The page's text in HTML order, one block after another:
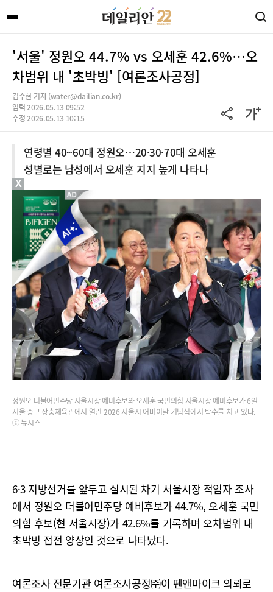
'서울' 정원오 44.7% vs 오세훈 42.6%…오
차범위 내 '초박빙' [여론조사공정]
김수현 기자 (water@dailian.co.kr)
입력 2026.05.13 09:52
수정 2026.05.13 10:15
연령별 40~60대 정원오…20·30·70대 오세훈
성별로는 남성에서 오세훈 지지 높게 나타나
정원오 더불어민주당 서울시장 예비후보와 오세훈 국민의힘 서울시장 예비후보가 6일
서울 중구 장충체육관에서 열린 2026 서울시 어버이날 기념식에서 박수를 치고 있다.
ⓒ 뉴시스
6·3 지방선거를 앞두고 실시된 차기 서울시장 적임자 조사
에서 정원오 더불어민주당 예비후보가 44.7%, 오세훈 국민
의힘 후보(현 서울시장)가 42.6%를 기록하며 오차범위 내
초박빙 접전 양상인 것으로 나타났다.
여론조사 전문기관 여론조사공정㈜이 펜앤마이크 의뢰로
X